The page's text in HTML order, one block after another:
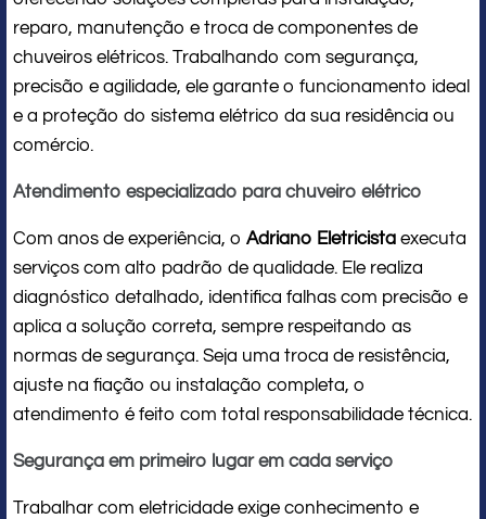
reparo, manutenção e troca de componentes de
chuveiros elétricos. Trabalhando com segurança,
precisão e agilidade, ele garante o funcionamento ideal
e a proteção do sistema elétrico da sua residência ou
comércio.
Atendimento especializado para chuveiro elétrico
Com anos de experiência, o Adriano Eletricista executa
serviços com alto padrão de qualidade. Ele realiza
diagnóstico detalhado, identifica falhas com precisão e
aplica a solução correta, sempre respeitando as
normas de segurança. Seja uma troca de resistência,
ajuste na fiação ou instalação completa, o
atendimento é feito com total responsabilidade técnica.
Segurança em primeiro lugar em cada serviço
Trabalhar com eletricidade exige conhecimento e